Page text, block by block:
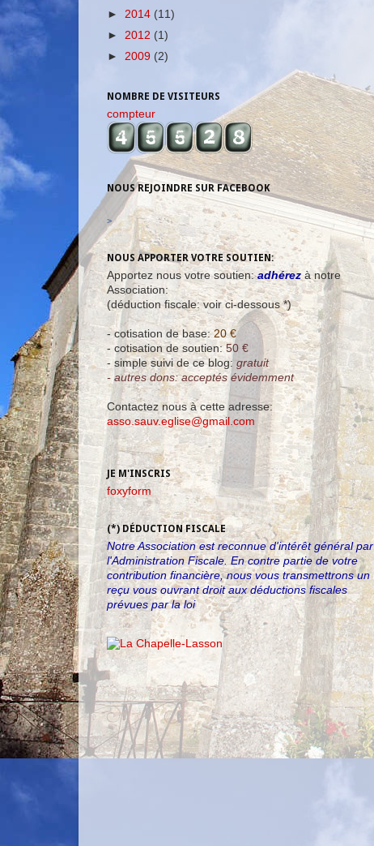
► 2014 (11)
► 2012 (1)
► 2009 (2)
NOMBRE DE VISITEURS
compteur
NOUS REJOINDRE SUR FACEBOOK
>
NOUS APPORTER VOTRE SOUTIEN:
Apportez nous votre soutien:adhérezà notre
Association:
(déduction fiscale: voir ci-dessous *)
- cotisation de base:20 €
- cotisation de soutien:50 €
- simple suivi de ce blog: gratuit
- autres dons: acceptés évidemment
Contactez nous à cette adresse:
asso.sauv.eglise@gmail.com
JE M'INSCRIS
foxyform
(*) DÉDUCTION FISCALE
Notre Association est reconnue d'intérêt général par
l'Administration Fiscale. En contre partie de votre
contribution financière, nous vous transmettrons un
reçu vous ouvrant droit aux déductions fiscales
prévues par la loi